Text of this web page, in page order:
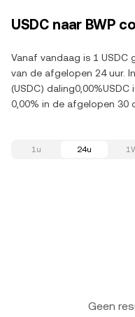
USDC naar BWP
Vanaf vandaag is 1 USDC
van de afgelopen 24 uur.
(USDC)
0,00% in de afgelopen 30
1u 24u
Geen